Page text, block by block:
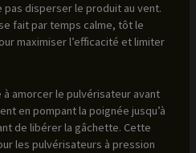
disperser le produit au vent.
fait par temps calme, tôt le
maximiser l’efficacité et limiter
amorcer le pulvérisateur avant
en pompant la poignée jusqu’à
de libérer la gâchette. Cette
les pulvérisateurs à pression